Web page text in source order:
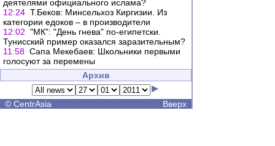
деятелями официального ислама?
12:24 Т.Беков: Минсельхоз Киргизии. Из
категории едоков – в производители
12:02 "МК": "День гнева" по-египетски.
Тунисский пример оказался заразительным?
11:58 Сапа Мекебаев: Школьники первыми
голосуют за перемены
Архив
© CentrAsia Вверх